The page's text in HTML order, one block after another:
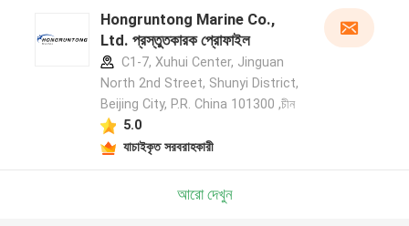
Hongruntong Marine Co.,
Ltd. প্রস্তুতকারক প্রোফাইল
C1-7, Xuhui Center, Jinguan
North 2nd Street, Shunyi District,
Beijing City, P.R. China 101300 ,চীন
5.0
যাচাইকৃত সরবরাহকারী
আরো দেখুন